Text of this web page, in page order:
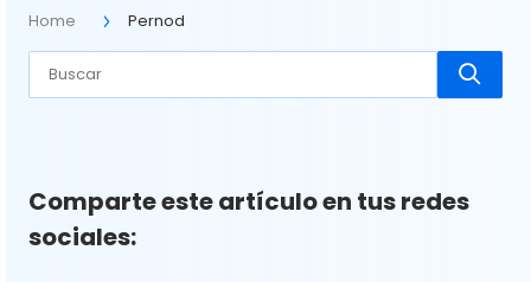
Home Pernod
Comparte este artículo en tus redes
sociales: